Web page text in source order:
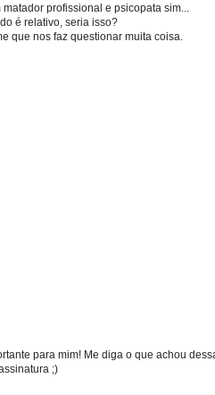
matador profissional e psicopata sim...
é relativo, seria isso?
que nos faz questionar muita coisa.
para mim! Me diga o que achou
;)